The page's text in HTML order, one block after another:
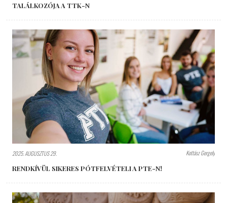
TALÁLKOZÓJA A TTK-N
2025. AUGUSZTUS 29. Kottász Gergely
RENDKÍVÜL SIKERES PÓTFELVÉTELI A PTE-N!